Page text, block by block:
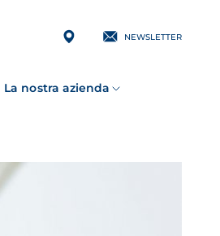
NEWSLETTER
La nostra azienda